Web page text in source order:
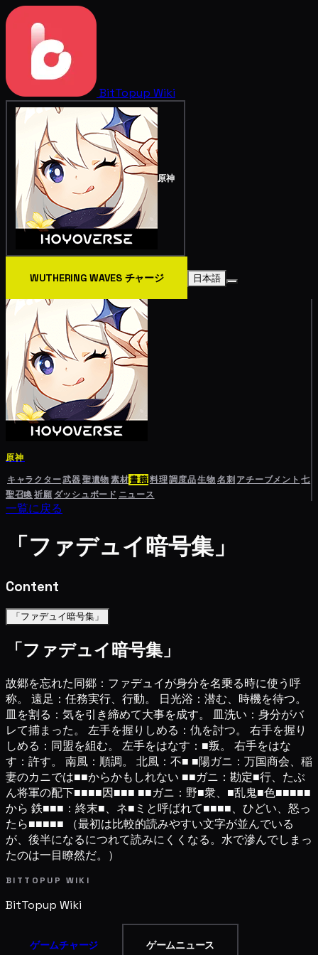
BitTopup Wiki
原神
WUTHERING WAVES チャージ 日本語
原神
キャラクター武器聖遺物素材書籍料理調度品生物名刺 アチーブメント 七
聖召喚祈願 ダッシュボード ニュース
一覧に戻る
「ファデュイ暗号集」
Content
「ファデュイ暗号集」
「ファデュイ暗号集」
故郷を忘れた同郷：ファデュイが身分を名乗る時に使う呼
称。 遠足：任務実行、行動。 日光浴：潜む、時機を待つ。
皿を割る：気を引き締めて大事を成す。 皿洗い：身分がバ
レて捕まった。 左手を握りしめる：仇を討つ。 右手を握り
しめる：同盟を組む。 左手をはなす：■叛。 右手をはな
す：許す。 南風：順調。 北風：不■ ■陽ガニ：万国商会、稲
妻のカニでは■■からかもしれない ■■ガニ：勘定■行、たぶ
ん将軍の配下■■■■因■■■ ■■ガニ：野■衆、■乱鬼■色■■■■■
から 鉄■■■：終末■、ネ■ミと呼ばれて■■■■、ひどい、怒っ
たら■■■■■ （最初は比較的読みやすい文字が並んでいる
が、後半になるにつれて読みにくくなる。水で滲んでしまっ
たのは一目瞭然だ。）
BITTOPUP WIKI
BitTopup Wiki
ゲームチャージ ゲームニュース